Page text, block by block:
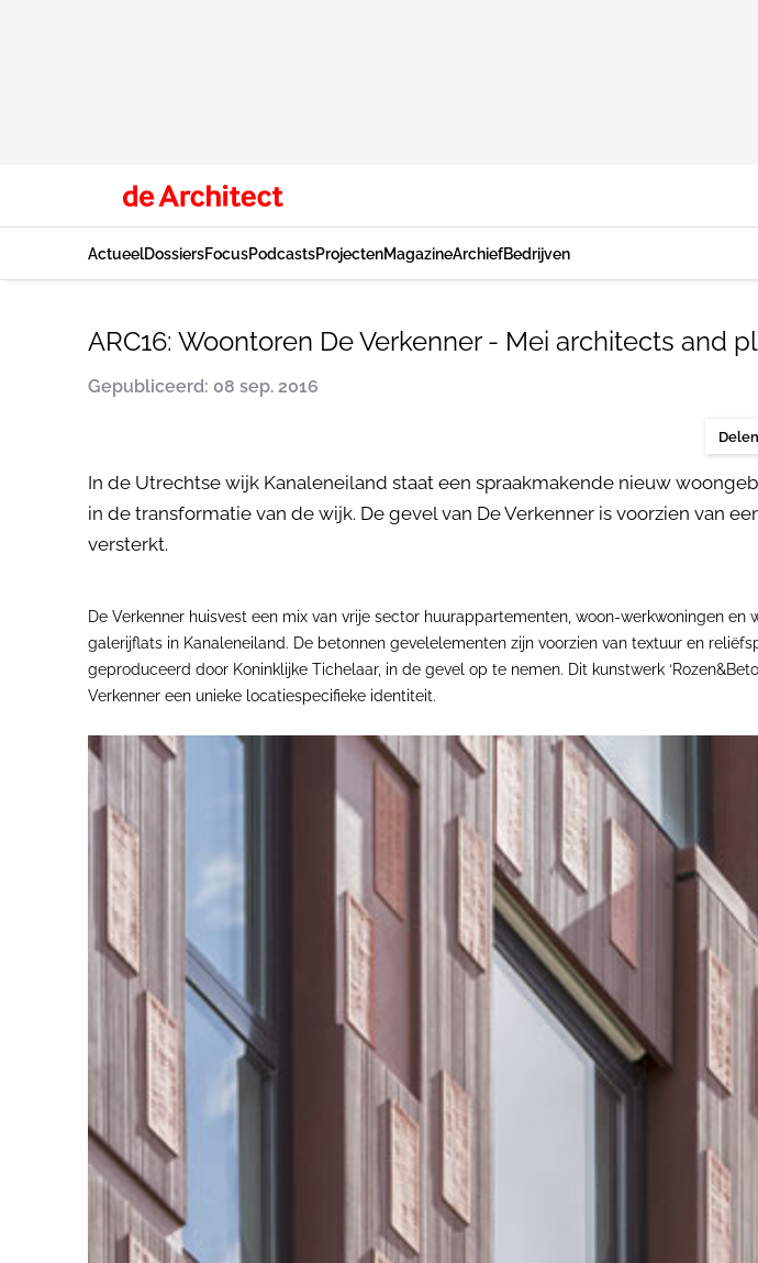
ActueelDossiersFocusPodcastsProjectenMagazineArchiefBedrijven
ARC16: Woontoren De Verkenner - Mei architects and
Gepubliceerd: 08 sep. 2016
Delen
In de Utrechtse wijk Kanaleneiland staat een spraakmakende nieuw
in de transformatie van de wijk. De gevel van De Verkenner is voorzien van
versterkt.
De Verkenner huisvest een mix van vrije sector huurappartementen, woon-werkwoningen
galerijflats in Kanaleneiland. De betonnen gevelelementen zijn voorzien van textuur en
geproduceerd door Koninklijke Tichelaar, in de gevel op te nemen. Dit kunstwerk
Verkenner een unieke locatiespecifieke identiteit.